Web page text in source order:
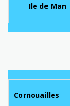
Ile de Man
Cornouailles